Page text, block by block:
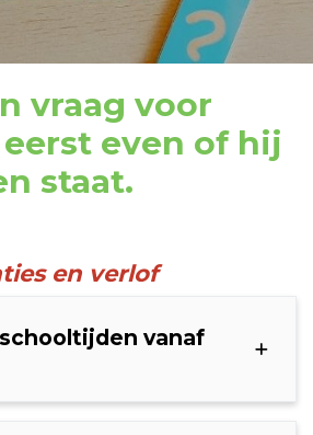
vraag voor
even of hij
staat.
en verlof
vanaf